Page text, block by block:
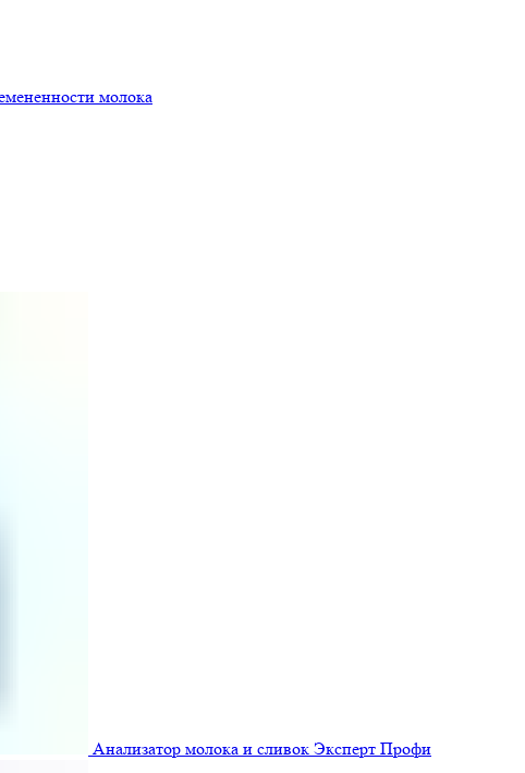
молока
Анализатор молока и сливок Эксперт Профи